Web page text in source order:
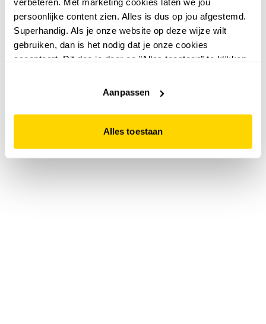
persoonlijke content zien. Alles is dus op jou afgestemd.
Superhandig. Als je onze website op deze wijze wilt
gebruiken, dan is het nodig dat je onze cookies
accepteert. Dit doe je door op "Alles toestaan" te klikken.
website niet optimaal functioneert.
Aanpassen
Alles toestaan